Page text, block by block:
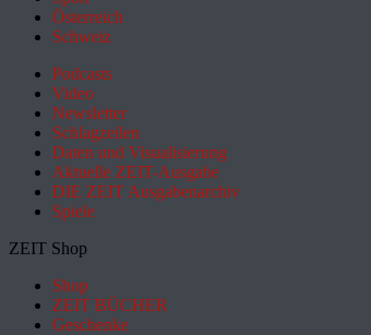
Österreich
Schweiz
Podcasts
Video
Newsletter
Schlagzeilen
Daten und Visualisierung
Aktuelle ZEIT-Ausgabe
DIE ZEIT Ausgabenarchiv
Spiele
ZEIT Shop
Shop
ZEIT BÜCHER
Geschenke